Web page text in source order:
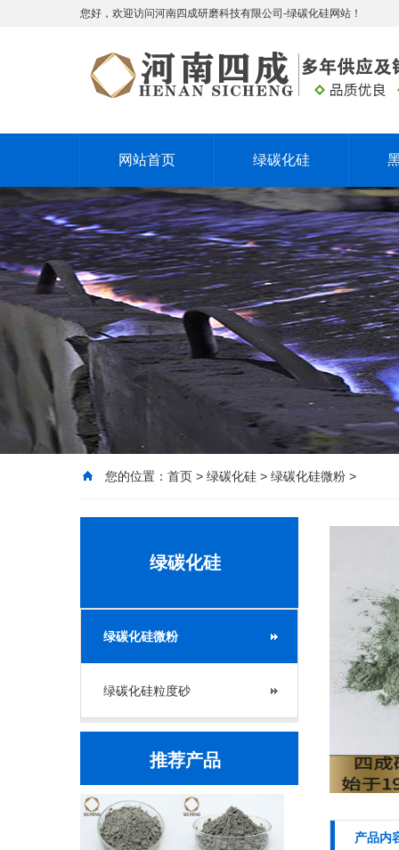
您好，欢迎访问河南四成研磨科技有限公司-绿碳化硅网站！
网站首页 绿碳化硅
您的位置： 首页 > 绿碳化硅 > 绿碳化硅微粉 >
绿碳化硅
绿碳化硅微粉
绿碳化硅粒度砂
推荐产品
产品内